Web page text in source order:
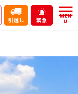
引越し 緊急
MEN
U